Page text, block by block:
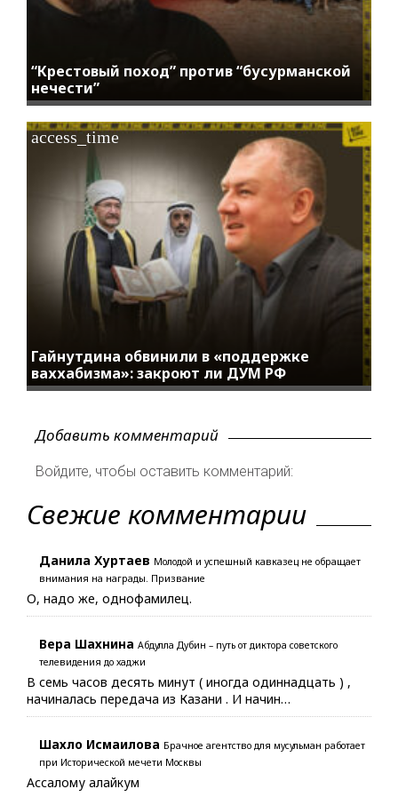
“Крестовый поход” против “бусурманской
нечести”
Гайнутдина обвинили в «поддержке
ваххабизма»: закроют ли ДУМ РФ
access_time
Добавить комментарий
Войдите, чтобы оставить комментарий:
Свежие комментарии
Данила Хуртаев Молодой и успешный кавказец не обращает
внимания на награды. Призвание
О, надо же, однофамилец.
Вера Шахнина Абдулла Дубин – путь от диктора советского
телевидения до хаджи
В семь часов десять минут ( иногда одиннадцать ) ,
начиналась передача из Казани . И начин…
Шахло Исмаилова Брачное агентство для мусульман работает
при Исторической мечети Москвы
Ассалому алайкум